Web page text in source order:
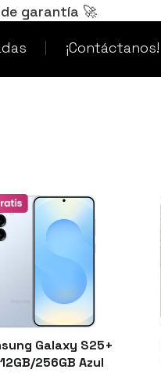
garantía 🚀
¡Contáctanos!
Galaxy S25+
256GB Azul